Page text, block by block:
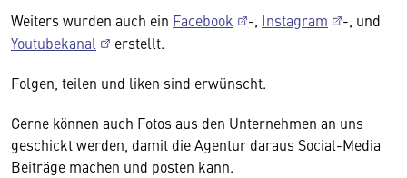
Weiters wurden auch ein Facebook -, Instagram
-, und
Youtubekanal
erstellt.
Folgen, teilen und liken sind erwünscht.
Gerne können auch Fotos aus den Unternehmen an uns
geschickt werden, damit die Agentur daraus Social-Media
Beiträge machen und posten kann.